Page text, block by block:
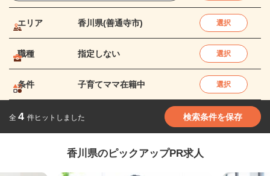
エリア 香川県(善通寺市) 選択
職種 指定しない 選択
条件 子育てママ在籍中 選択
全 4 件ヒットしました 検索条件を保存
香川県のピックアップPR求人